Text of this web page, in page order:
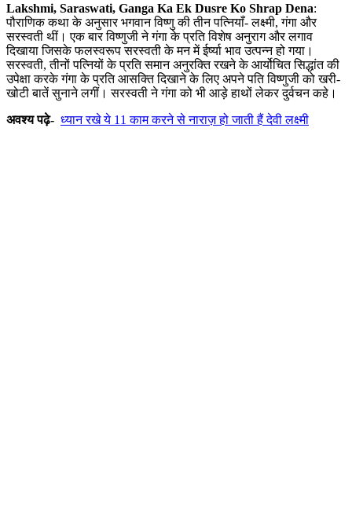
Lakshmi, Saraswati, Ganga Ka Ek Dusre Ko Shrap Dena:
पौराणिक कथा के अनुसार भगवान विष्णु की तीन पत्नियाँ- लक्ष्मी, गंगा और
सरस्वती थीं। एक बार विष्णुजी ने गंगा के प्रति विशेष अनुराग और लगाव
दिखाया जिसके फलस्वरूप सरस्वती के मन में ईर्ष्या भाव उत्पन्न हो गया।
सरस्वती, तीनों पत्नियों के प्रति समान अनुरक्ति रखने के आर्योचित सिद्धांत की
उपेक्षा करके गंगा के प्रति आसक्ति दिखाने के लिए अपने पति विष्णुजी को खरी-
खोटी बातें सुनाने लगीं। सरस्वती ने गंगा को भी आड़े हाथों लेकर दुर्वचन कहे।
अवश्य पढ़े- ध्यान रखे ये 11 काम करने से नाराज़ हो जाती हैं देवी लक्ष्मी